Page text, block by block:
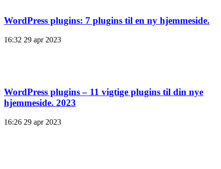
WordPress plugins: 7 plugins til en ny hjemmeside.
16:32 29 apr 2023
WordPress plugins – 11 vigtige plugins til din nye
hjemmeside. 2023
16:26 29 apr 2023